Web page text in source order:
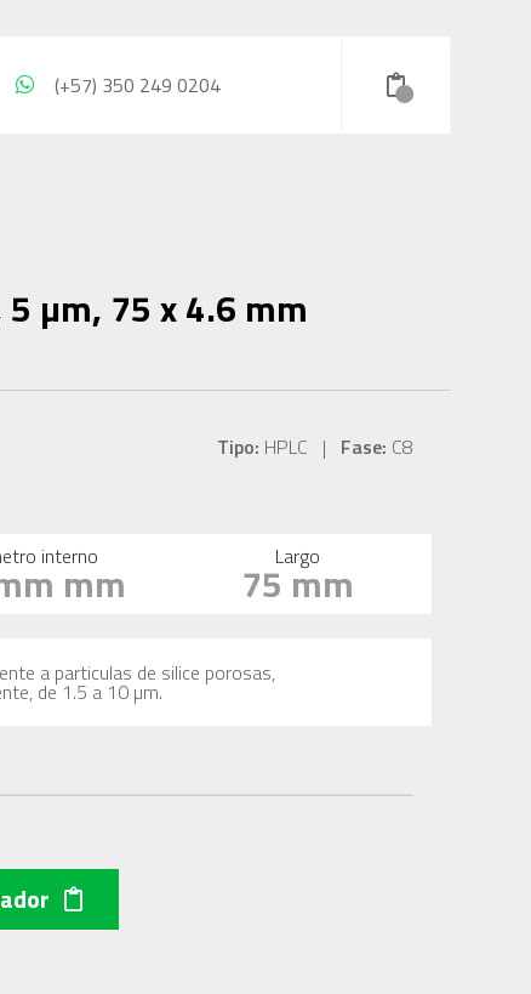
(+57) 350 249 0204
5 µm, 75 x 4.6 mm
Tipo: HPLC | Fase: C8
interno
mm Largo
75 mm
a particulas de silice porosas,
de 1.5 a 10 µm.